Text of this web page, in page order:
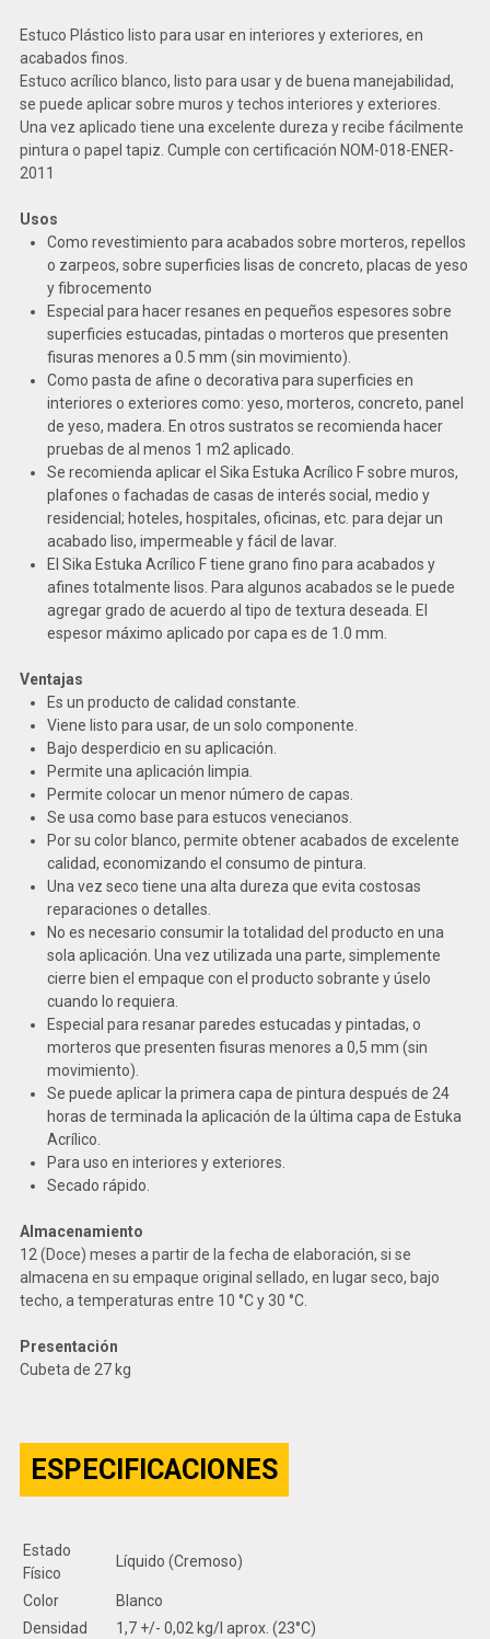
Estuco Plástico listo para usar en interiores y exteriores, en
acabados finos.
Estuco acrílico blanco, listo para usar y de buena manejabilidad,
se puede aplicar sobre muros y techos interiores y exteriores.
Una vez aplicado tiene una excelente dureza y recibe fácilmente
pintura o papel tapiz. Cumple con certificación NOM-018-ENER-
2011
Usos
Como revestimiento para acabados sobre morteros, repellos
o zarpeos, sobre superficies lisas de concreto, placas de yeso
y fibrocemento
Especial para hacer resanes en pequeños espesores sobre
superficies estucadas, pintadas o morteros que presenten
fisuras menores a 0.5 mm (sin movimiento).
Como pasta de afine o decorativa para superficies en
interiores o exteriores como: yeso, morteros, concreto, panel
de yeso, madera. En otros sustratos se recomienda hacer
pruebas de al menos 1 m2 aplicado.
Se recomienda aplicar el Sika Estuka Acrílico F sobre muros,
plafones o fachadas de casas de interés social, medio y
residencial; hoteles, hospitales, oficinas, etc. para dejar un
acabado liso, impermeable y fácil de lavar.
El Sika Estuka Acrílico F tiene grano fino para acabados y
afines totalmente lisos. Para algunos acabados se le puede
agregar grado de acuerdo al tipo de textura deseada. El
espesor máximo aplicado por capa es de 1.0 mm.
Ventajas
Es un producto de calidad constante.
Viene listo para usar, de un solo componente.
Bajo desperdicio en su aplicación.
Permite una aplicación limpia.
Permite colocar un menor número de capas.
Se usa como base para estucos venecianos.
Por su color blanco, permite obtener acabados de excelente
calidad, economizando el consumo de pintura.
Una vez seco tiene una alta dureza que evita costosas
reparaciones o detalles.
No es necesario consumir la totalidad del producto en una
sola aplicación. Una vez utilizada una parte, simplemente
cierre bien el empaque con el producto sobrante y úselo
cuando lo requiera.
Especial para resanar paredes estucadas y pintadas, o
morteros que presenten fisuras menores a 0,5 mm (sin
movimiento).
Se puede aplicar la primera capa de pintura después de 24
horas de terminada la aplicación de la última capa de Estuka
Acrílico.
Para uso en interiores y exteriores.
Secado rápido.
Almacenamiento
12 (Doce) meses a partir de la fecha de elaboración, si se
almacena en su empaque original sellado, en lugar seco, bajo
techo, a temperaturas entre 10 °C y 30 °C.
Presentación
Cubeta de 27 kg
ESPECIFICACIONES
Estado
Físico
Líquido (Cremoso)
Color
Blanco
Densidad
1,7 +/- 0,02 kg/l aprox. (23°C)